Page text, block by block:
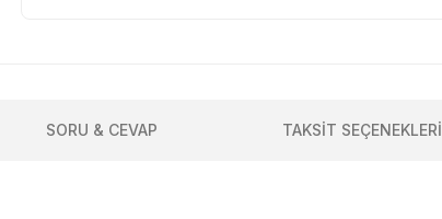
SORU & CEVAP TAKSİT SEÇENEKLERİ